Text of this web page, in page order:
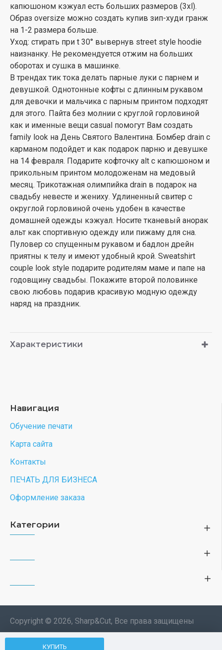
КУПИТЬ
капюшоном кэжуал есть больших размеров (3xl).
Образ oversize можно создать купив зип-худи гранж
на 1-2 размера больше.
Уход: стирать при t 30° вывернув street style hoodie
наизнанку. Не рекомендуется отжим на больших
оборотах и сушка в машинке.
В трендах тик тока делать парные луки с парнем и
девушкой. Однотонные кофты с длинным рукавом
для девочки и мальчика с парным принтом подходят
для этого. Пайта без молнии с круглой горловиной
как и именные вещи casual помогут Вам создать
family look на День Святого Валентина. Бомбер drain с
карманом подойдет и как подарок парню и девушке
на 14 февраля. Подарите кофточку alt с капюшоном и
прикольным принтом молодоженам на медовый
месяц. Трикотажная олимпийка drain в подарок на
свадьбу невесте и жениху. Удлиненный свитер с
округлой горловиной очень удобен в качестве
домашней одежды кэжуал. Носите тканевый анорак
альт как спортивную одежду или пижаму для сна.
Пуловер со спущенным рукавом и бадлон дрейн
приятны к телу и имеют удобный крой. Sweatshirt
couple look style подарите родителям маме и папе на
годовщину свадьбы. Покажите второй половинке
свою любовь подарив красивую модную одежду
наряд на праздник.
Характеристики
Навигация
Обучение печати
Карта сайта
Контакты
ПЕЧАТЬ ДЛЯ БИЗНЕСА
Оформление заказа
Категории
Copyright © 2026, Sharp&Cut, Все права защищены
Типография. 🖨️ Печать всех